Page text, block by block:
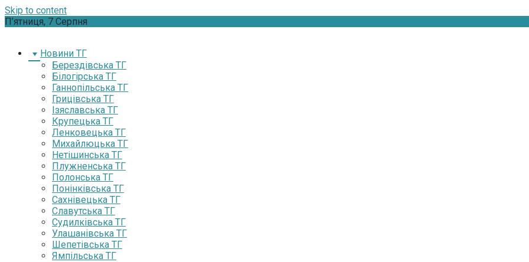
Skip to content
П’ятниця, 7 Серпня
Новини ТГ
Берездівська ТГ
Білогірська ТГ
Ганнопільська ТГ
Грицівська ТГ
Ізяславська ТГ
Крупецька ТГ
Ленковецька ТГ
Михайлюцька ТГ
Нетішинська ТГ
Плужненська ТГ
Полонська ТГ
Понінківська ТГ
Сахнівецька ТГ
Славутська ТГ
Судилківська ТГ
Улашанівська ТГ
Шепетівська ТГ
Ямпільська ТГ